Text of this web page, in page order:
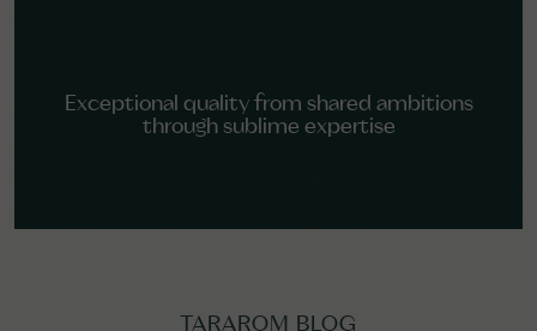
Exceptional quality from shared ambitions
through sublime expertise
TARAROM BLOG